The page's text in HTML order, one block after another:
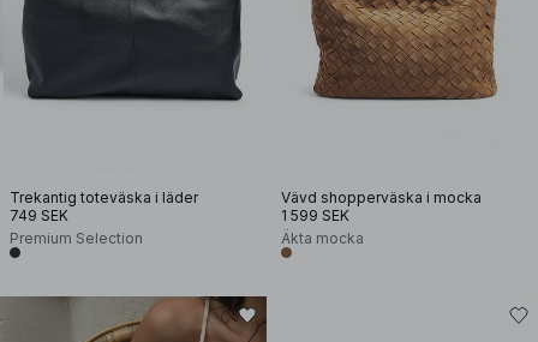
Trekantig toteväska i läder
749 SEK
Premium Selection
Vävd shopperväska i mocka
1 599 SEK
Äkta mocka